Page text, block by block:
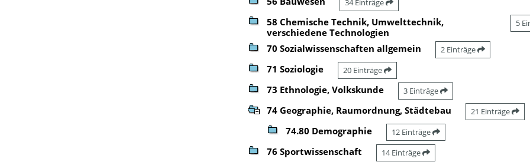
34 Einträge
58 Chemische Technik, Umwelttechnik,
verschiedene Technologien
5
70 Sozialwissenschaften allgemein 2 Einträge
71 Soziologie 20 Einträge
73 Ethnologie, Volkskunde 3 Einträge
74 Geographie, Raumordnung, Städtebau 21 Einträge
74.80 Demographie 12 Einträge
76 Sportwissenschaft 14 Einträge